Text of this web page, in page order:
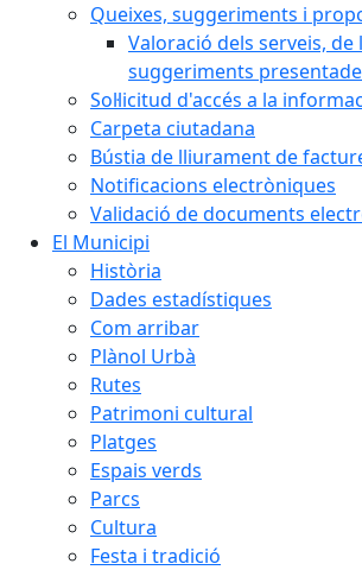
Queixes, suggeriments i
Valoració dels serveis, de
suggeriments
Sol·licitud d'accés a la
Carpeta ciutadana
Bústia de lliurament de
Notificacions electròniques
Validació de documents
El Municipi
Història
Dades estadístiques
Com arribar
Plànol Urbà
Rutes
Patrimoni cultural
Platges
Espais verds
Parcs
Cultura
Festa i tradició